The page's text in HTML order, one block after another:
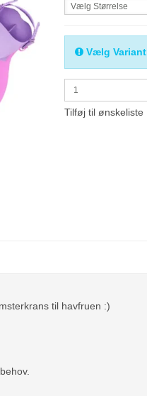
Vælg Størrelse
Vælg Variant
Tilføj til ønskeliste
til havfruen :)